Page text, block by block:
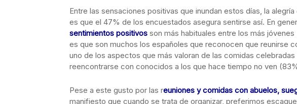
Entre las sensaciones positivas que inundan estos días, la
es que el 47% de los encuestados asegura sentirse así. En
sentimientos positivos son más habituales entre los más
es que son muchos los españoles que reconocen que reunirse
uno de los aspectos que más valoran de las comidas
reencontrarse con conocidos a los que hace tiempo no ven
Pese a este gusto por las reuniones y comidas con abuelos,
manifiesto que cuando se trata de organizar, preferimos